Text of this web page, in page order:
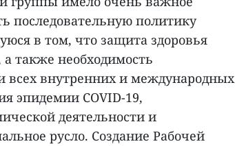
последовательную политику
в том, что защита здоровья
также необходимость
внутренних и международных
эпидемии COVID-19,
деятельности и
русло. Создание Рабочей